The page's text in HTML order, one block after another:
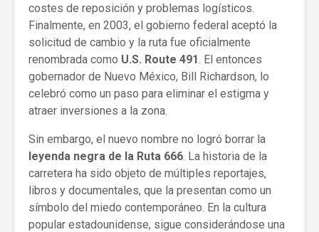
costes de reposición y problemas logísticos.
Finalmente, en 2003, el gobierno federal aceptó la
solicitud de cambio y la ruta fue oficialmente
renombrada como U.S. Route 491 . El entonces
gobernador de Nuevo México, Bill Richardson, lo
celebró como un paso para eliminar el estigma y
atraer inversiones a la zona.
Sin embargo, el nuevo nombre no logró borrar la
leyenda negra de la Ruta 666 . La historia de la
carretera ha sido objeto de múltiples reportajes,
libros y documentales, que la presentan como un
símbolo del miedo contemporáneo. En la cultura
popular estadounidense, sigue considerándose una